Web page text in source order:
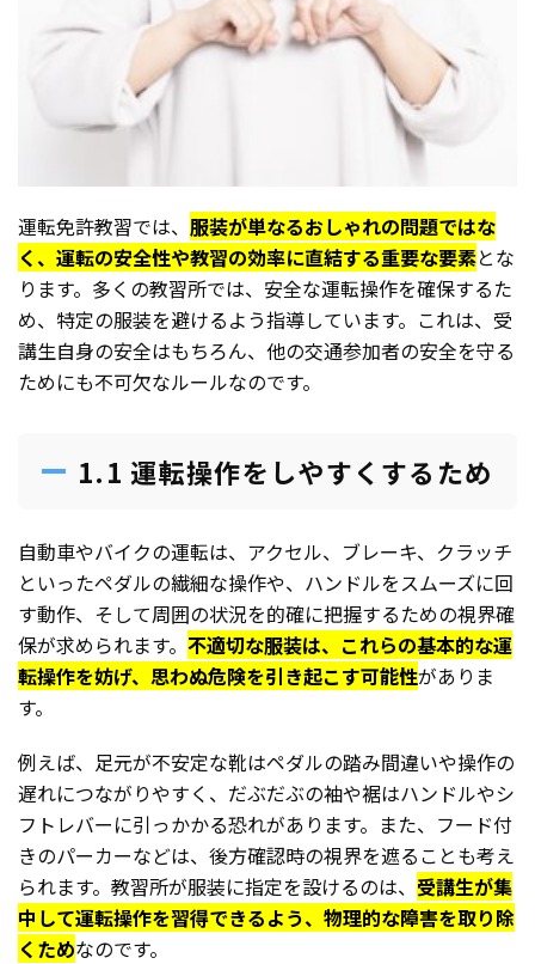
運転免許教習では、 服装が単なるおしゃれの問題ではな
く、運転の安全性や教習の効率に直結する重要な要素とな
ります。多くの教習所では、安全な運転操作を確保するた
め、特定の服装を避けるよう指導しています。これは、受
講生自身の安全はもちろん、他の交通参加者の安全を守る
ためにも不可欠なルールなのです。
1.1 運転操作をしやすくするため
自動車やバイクの運転は、アクセル、ブレーキ、クラッチ
といったペダルの繊細な操作や、ハンドルをスムーズに回
す動作、そして周囲の状況を的確に把握するための視界確
保が求められます。 不適切な服装は、これらの基本的な運
転操作を妨げ、思わぬ危険を引き起こす可能性がありま
す。
例えば、足元が不安定な靴はペダルの踏み間違いや操作の
遅れにつながりやすく、だぶだぶの袖や裾はハンドルやシ
フトレバーに引っかかる恐れがあります。また、フード付
きのパーカーなどは、後方確認時の視界を遮ることも考え
られます。教習所が服装に指定を設けるのは、 受講生が集
中して運転操作を習得できるよう、物理的な障害を取り除
くためなのです。